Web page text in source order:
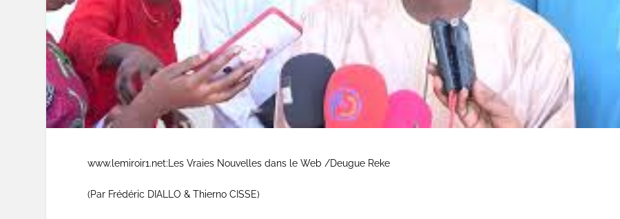
www.lemiroir1.net:Les Vraies Nouvelles dans le Web /Deugue Reke
(Par Frédéric DIALLO & Thierno CISSE)